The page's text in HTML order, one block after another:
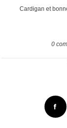
Cardigan et
0